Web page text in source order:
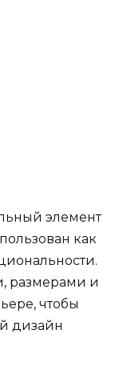
элемент
как
размерами и
чтобы
дизайн